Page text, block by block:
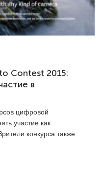
Contest 2015:
в
цифровой
участие как
конкурса также